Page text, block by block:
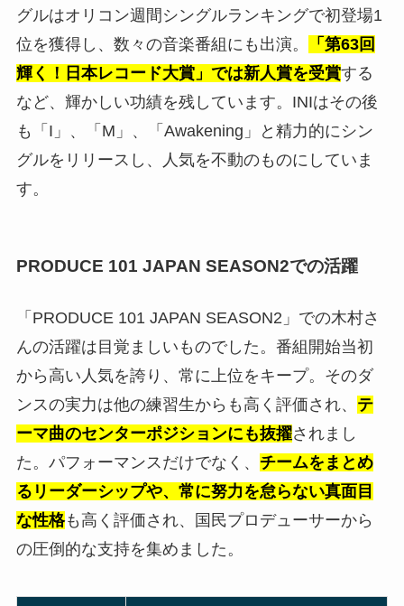
グルはオリコン週間シングルランキングで初登場1
位を獲得し、数々の音楽番組にも出演。
「第63回
輝く！日本レコード大賞」では新人賞を受賞する
など、輝かしい功績を残しています。INIはその後
も「I」、「M」、「Awakening」と精力的にシン
グルをリリースし、人気を不動のものにしていま
す。
PRODUCE 101 JAPAN SEASON2での活躍
「PRODUCE 101 JAPAN SEASON2」での木村さ
んの活躍は目覚ましいものでした。番組開始当初
から高い人気を誇り、常に上位をキープ。そのダ
ンスの実力は他の練習生からも高く評価され、 テ
ーマ曲のセンターポジションにも抜擢されまし
た。パフォーマンスだけでなく、 チームをまとめ
るリーダーシップや、常に努力を怠らない真面目
な性格も高く評価され、国民プロデューサーから
の圧倒的な支持を集めました。